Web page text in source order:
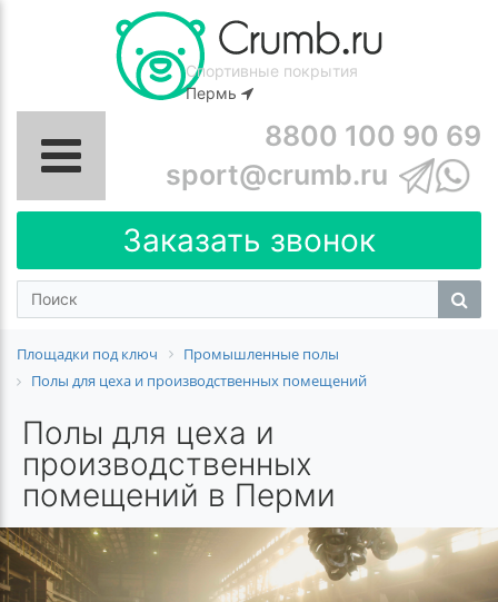
Спортивные покрытия
Пермь
8800 100 90 69
sport@crumb.ru
Заказать звонок
Площадки под ключ
Промышленные полы
Полы для цеха и производственных помещений
Полы для цеха и
производственных
помещений в Перми